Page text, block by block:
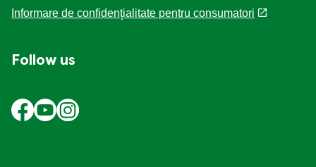
Informare de confidenţialitate pentru consumatori
Follow us